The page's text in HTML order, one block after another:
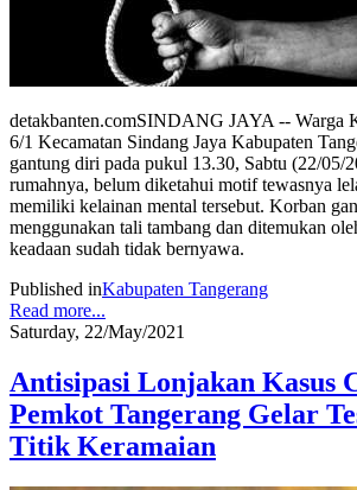
detakbanten.comSINDANG JAYA -- Warga
6/1 Kecamatan Sindang Jaya Kabupaten
gantung diri pada pukul 13.30, Sabtu (22/05/
rumahnya, belum diketahui motif tewasnya
memiliki kelainan mental tersebut. Korban
menggunakan tali tambang dan ditemukan
keadaan sudah tidak bernyawa.
Published inKabupaten Tangerang
Read more...
Saturday, 22/May/2021
Antisipasi Lonjakan Kasus
Pemkot Tangerang Gelar
Titik Keramaian